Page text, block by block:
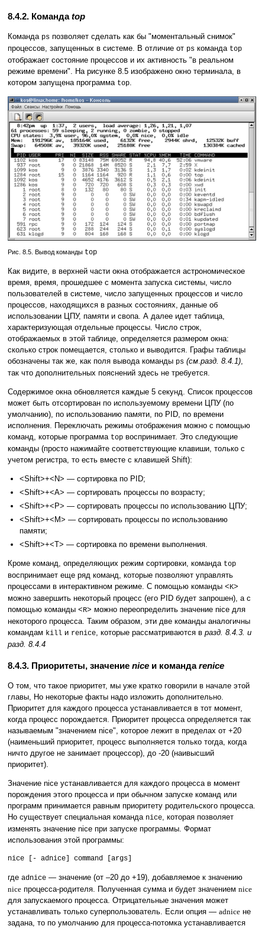
8.4.2. Командаtop
Команда ps позволяет сделать как бы "моментальный снимок"
процессов, запущенных в системе. В отличие от ps команда top
отображает состояние процессов и их активность "в реальном
режиме времени". На рисунке 8.5 изображено окно терминала, в
котором запущена программа top.
Рис. 8.5. Вывод команды top
Как видите, в верхней части окна отображается астрономическое
время, время, прошедшее с момента запуска системы, число
пользователей в системе, число запущенных процессов и число
процессов, находящихся в разных состояниях, данные об
использовании ЦПУ, памяти и свопа. А далее идет таблица,
характеризующая отдельные процессы. Число строк,
отображаемых в этой таблице, определяется размером окна:
сколько строк помещается, столько и выводится. Графы таблицы
обозначены так же, как поля вывода команды ps (см.разд. 8.4.1),
так что дополнительных пояснений здесь не требуется.
Содержимое окна обновляется каждые 5 секунд. Список процессов
может быть отсортирован по используемому времени ЦПУ (по
умолчанию), по использованию памяти, по PID, по времени
исполнения. Переключать режимы отображения можно с помощью
команд, которые программа top воспринимает. Это следующие
команды (просто нажимайте соответствующие клавиши, только с
учетом регистра, то есть вместе с клавишей Shift):
<Shift>+<N> — сортировка по PID;
<Shift>+<A> — сортировать процессы по возрасту;
<Shift>+<P> — сортировать процессы по использованию ЦПУ;
<Shift>+<M> — сортировать процессы по использованию
памяти;
<Shift>+<T> — сортировка по времени выполнения.
Кроме команд, определяющих режим сортировки, команда top
воспринимает еще ряд команд, которые позволяют управлять
процессами в интерактивном режиме. С помощью команды <K>
можно завершить некоторый процесс (его PID будет запрошен), а с
помощью команды <R> можно переопределить значение nice для
некоторого процесса. Таким образом, эти две команды аналогичны
командам kill и renice, которые рассматриваются в разд. 8.4.3. и
разд. 8.4.4
8.4.3. Приоритеты, значение nice и командаrenice
О том, что такое приоритет, мы уже кратко говорили в начале этой
главы, Но некоторые факты надо изложить дополнительно.
Приоритет для каждого процесса устанавливается в тот момент,
когда процесс порождается. Приоритет процесса определяется так
называемым "значением nice", которое лежит в пределах от +20
(наименьший приоритет, процесс выполняется только тогда, когда
ничто другое не занимает процессор), до -20 (наивысший
приоритет).
Значение nice устанавливается для каждого процесса в момент
порождения этого процесса и при обычном запуске команд или
программ принимается равным приоритету родительского процесса.
Но существует специальная команда nice, которая позволяет
изменять значение nice при запуске программы. Формат
использования этой программы:
nice [- adnice] command [args]
где adnice — значение (от –20 до +19), добавляемое к значению
nice процесса-родителя. Полученная сумма и будет значением nice
для запускаемого процесса. Отрицательные значения может
устанавливать только суперпользователь. Если опция — adnice не
задана, то по умолчанию для процесса-потомка устанавливается